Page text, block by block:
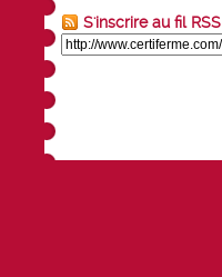
S'inscrire au fil RSS